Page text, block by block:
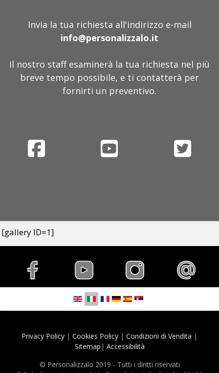
Invia la tua richiesta all'indirizzo e-mail
info@personalizzalo.it
Il nostro staff esaminerà la tua richiesta nel più
breve tempo possibile, e ti contatterà per
fornirti un preventivo.
fa-
facebook-
fa-
youtube-
fa-
twitter-
[gallery ID=1]
Seleziona la tua lingua
Privacy Policy | Cookies Policy | Condizioni di Vendita |
Sitemap | Accessibilità
© Personalizzalo 2019 - Tutti i diritti riservati